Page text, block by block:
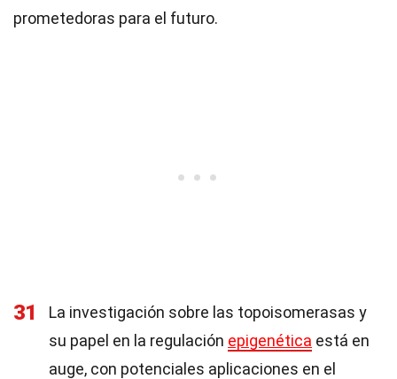
prometedoras para el futuro.
31
La investigación sobre las topoisomerasas y
su papel en la regulación epigenética está en
auge, con potenciales aplicaciones en el